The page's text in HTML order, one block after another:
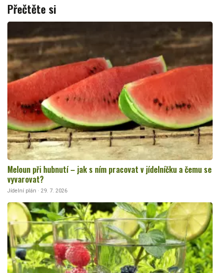
Přečtěte si
Meloun při hubnutí – jak s ním pracovat v jídelníčku a čemu se
vyvarovat?
Jídelní plán · 29. 7. 2026